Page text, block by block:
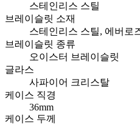
스테인리스 스틸
브레이슬릿 소재
스테인리스 스틸, 에버로
브레이슬릿 종류
오이스터 브레이슬릿
글라스
사파이어 크리스탈
케이스 직경
36mm
케이스 두께